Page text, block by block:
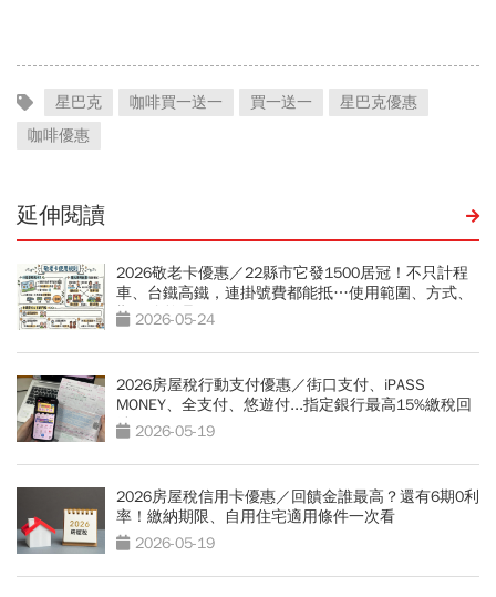
星巴克 咖啡買一送一 買一送一
星巴克優惠
咖啡優惠
延伸閱讀
2026敬老卡優惠／22縣市它發1500居冠！不只計程
車、台鐵高鐵，連掛號費都能抵…使用範圍、方式、
期限總整理
2026-05-24
2026房屋稅行動支付優惠／街口支付、iPASS
MONEY、全支付、悠遊付...指定銀行最高15%繳稅回
饋 2026-05-19
2026房屋稅信用卡優惠／回饋金誰最高？還有6期0利
率！繳納期限、自用住宅適用條件一次看
2026-05-19